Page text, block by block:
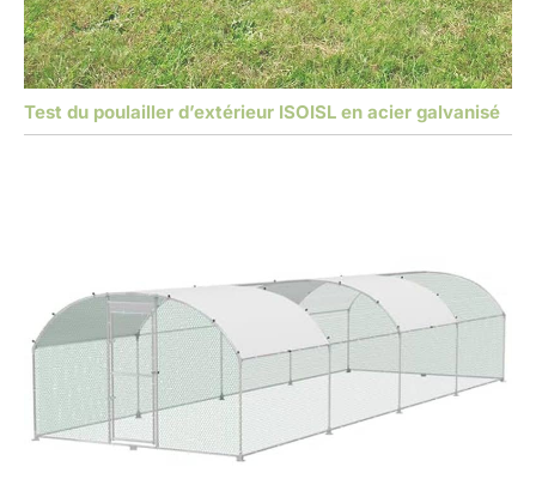
Test du poulailler d’extérieur ISOISL en acier galvanisé